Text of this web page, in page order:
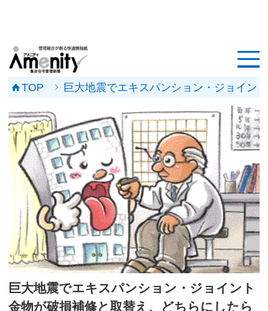
マンション改修ナビ
工事事例
メンテナンス会社
マンションメンテの無料相談
媒体資料
会社概要
サイトマップ
TOP 巨大地震でエキスパンション・ジョイン
巨大地震でエキスパンション・ジョイント
金物が破損補修と取替え、どちらにしたら